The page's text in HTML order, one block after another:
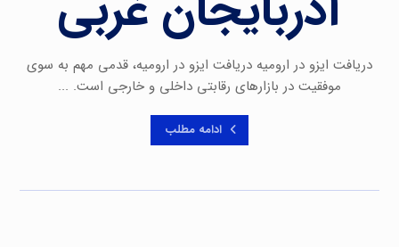
دریافت ایزو در ارومیه دریافت ایزو در ارومیه، قدمی مهم به سوی
موفقیت در بازارهای رقابتی داخلی و خارجی است. ...
ادامه مطلب